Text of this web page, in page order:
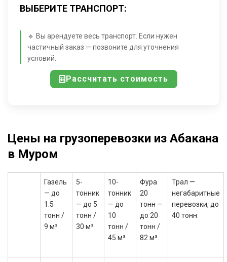
ВЫБЕРИТЕ ТРАНСПОРТ:
🔹 Вы арендуете весь транспорт. Если нужен
частичный заказ — позвоните для уточнения
условий.
Рассчитать стоимость
Цены на грузоперевозки из Абакана
в Муром
Газель
— до
1.5
тонн /
9 м³
5-
тонник
— до 5
тонн /
30 м³
10-
тонник
— до
10
тонн /
45 м³
Фура
20
тонн —
до 20
тонн /
82 м³
Трал —
негабаритные
перевозки, до
40 тонн